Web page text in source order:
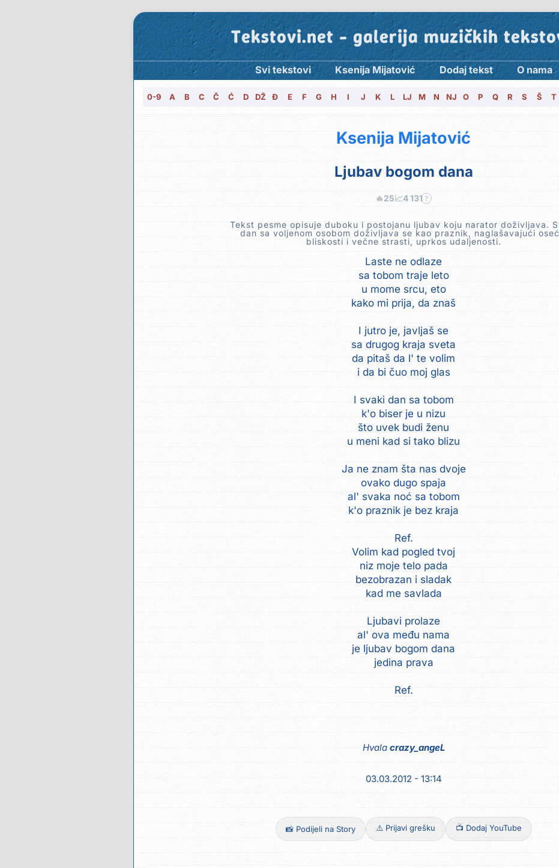
Tekstovi.net - galerija muzičkih
Svi tekstovi Ksenija Mijatović Dodaj tekst O nama
0-9 A B C Č Ć D DŽ Đ E F G H I J K L LJ M N NJ O P Q R S Š T
Ksenija Mijatović
Ljubav bogom dana
🔥25📈4 131 ?
Tekst pesme opisuje duboku i postojanu ljubav koju narator doživljava.
dan sa voljenom osobom doživljava se kao praznik, naglašavajući
bliskosti i večne strasti, uprkos udaljenosti.
Laste ne odlaze
sa tobom traje leto
u mome srcu, eto
kako mi prija, da znaš
I jutro je, javljaš se
sa drugog kraja sveta
da pitaš da l' te volim
i da bi čuo moj glas
I svaki dan sa tobom
k'o biser je u nizu
što uvek budi ženu
u meni kad si tako blizu
Ja ne znam šta nas dvoje
ovako dugo spaja
al' svaka noć sa tobom
k'o praznik je bez kraja
Ref.
Volim kad pogled tvoj
niz moje telo pada
bezobrazan i sladak
kad me savlada
Ljubavi prolaze
al' ova među nama
je ljubav bogom dana
jedina prava
Hvala crazy_angeL
03.03.2012 - 13:14
📸 Podijeli na Story ⚠️ Prijavi grešku 📺 Dodaj YouTube